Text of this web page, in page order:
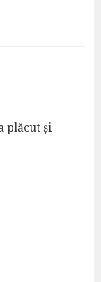
plăcut și